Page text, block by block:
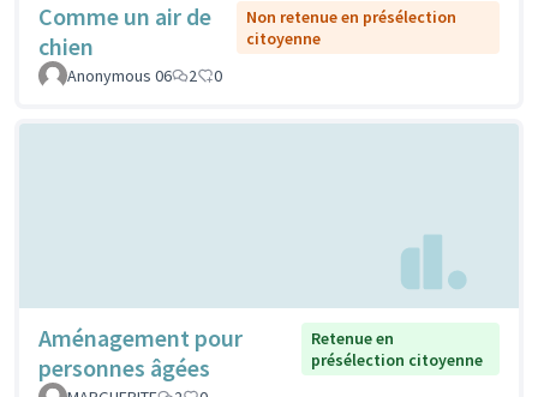
Comme un air de
chien
Non retenue en présélection
citoyenne
Anonymous 06
2 0
Aménagement pour
personnes âgées
Retenue en
présélection citoyenne